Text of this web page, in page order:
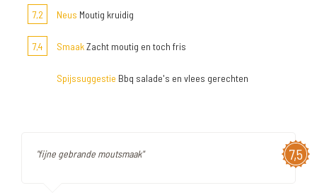
7,2 Neus Moutig kruidig
7,4 SmaakZacht moutig en toch fris
Spijssuggestie Bbq salade's en vlees gerechten
7,5
"fijne gebrande moutsmaak"